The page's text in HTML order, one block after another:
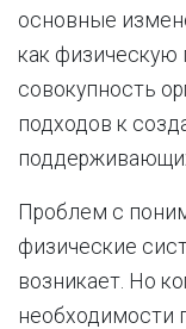
основные
как физическую
совокупность
подходов к
Проблем с
физические
возникает. Но
необходимости